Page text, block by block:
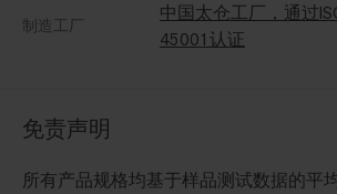
制造工厂
中国太仓工厂，通过
45001认证
免责声明
所有产品规格均基于样品测试数据的平